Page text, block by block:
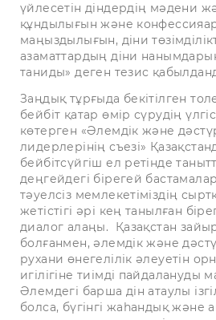
үйлесетін дiндердiң мәдени
құндылығын және
маңыздылығын, дiни
азаматтардың дiни
таниды» деген тезис
Заңдық тұрғыда бекітілген
бейбіт қатар өмір сүрудің
көтерген «Әлемдік және
лидерлерінің съезі»
бейбітсүйгіш ел ретінде
деңгейдегі бірегей
тәуелсіз мемлекетіміздің
жетістігі әрі кең танылған
диалог алаңы. Қазақстан
болғанмен, әлемдік және
рухани өнегелілік әлеуетін
игілігіне тиімді пайдалануды
Әлемдегі барша дін атаулы
болса, бүгінгі жаһандық және